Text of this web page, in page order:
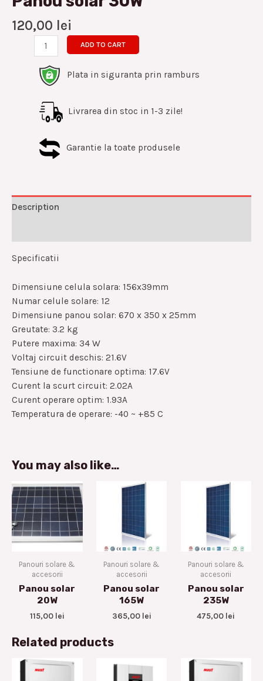
120,00 lei
ADD TO CART
Plata in siguranta prin ramburs
Livrarea din stoc in 1-3 zile!
Garantie la toate produsele
Description
Specificatii
Dimensiune celula solara: 156x39mm
Numar celule solare: 12
Dimensiune panou solar: 670 x 350 x 25mm
Greutate: 3.2 kg
Putere maxima: 34 W
Voltaj circuit deschis: 21.6V
Tensiune de functionare optima: 17.6V
Curent la scurt circuit: 2.02A
Curent operare optim: 1.93A
Temperatura de operare: -40 ~ +85 C
You may also like…
Panouri solare &
accesorii
Panou solar
20W
115,00 lei
Panouri solare &
accesorii
Panou solar
165W
365,00 lei
Panouri solare &
accesorii
Panou solar
235W
475,00 lei
Related products